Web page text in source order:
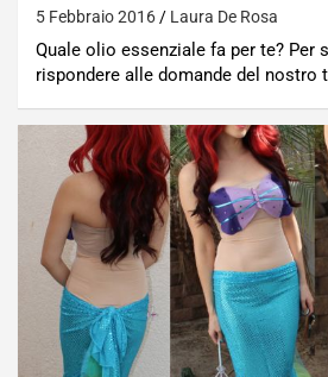
5 Febbraio 2016 Laura De Rosa
Quale olio essenziale fa per te? Per
rispondere alle domande del nostro